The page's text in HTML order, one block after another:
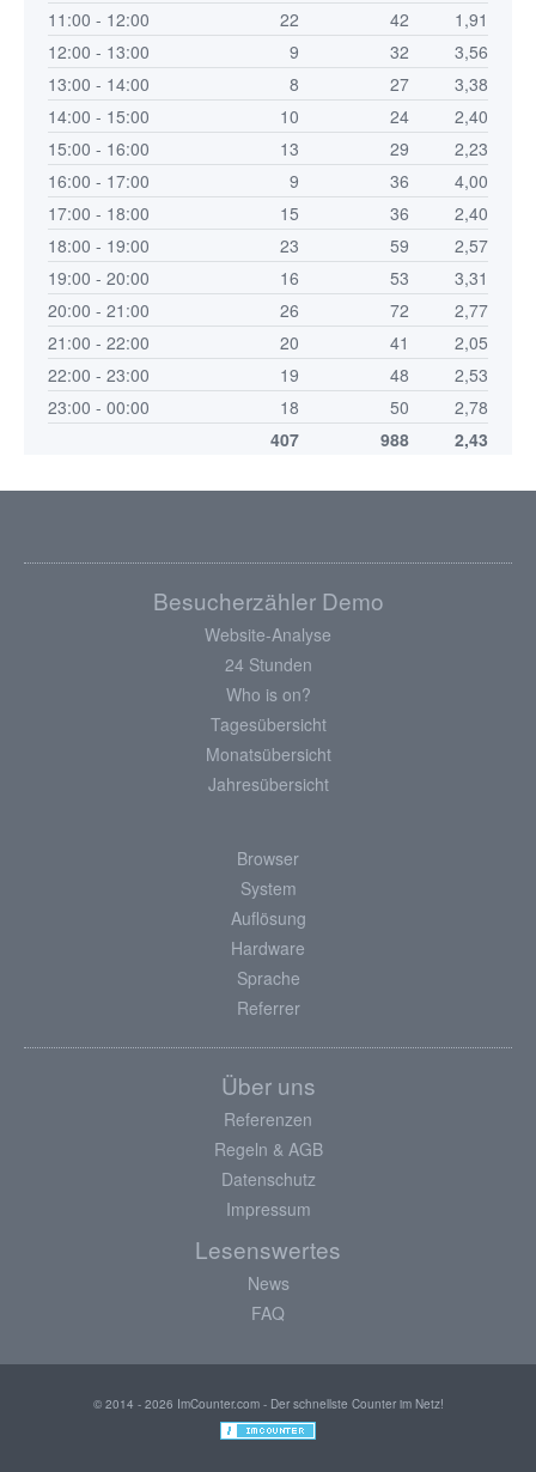
11:00 - 12:00
22 42
1,91
12:00 - 13:00
9 32
3,56
13:00 - 14:00
8 27
3,38
14:00 - 15:00
10 24
2,40
15:00 - 16:00
13 29
2,23
16:00 - 17:00
9 36
4,00
17:00 - 18:00
15 36
2,40
18:00 - 19:00
23 59
2,57
19:00 - 20:00
16 53
3,31
20:00 - 21:00
26 72
2,77
21:00 - 22:00
20 41
2,05
22:00 - 23:00
19 48
2,53
23:00 - 00:00
18 50
2,78
407
988 2,43
Besucherzähler Demo
Website-Analyse
24 Stunden
Who is on?
Tagesübersicht
Monatsübersicht
Jahresübersicht
Browser
System
Auflösung
Hardware
Sprache
Referrer
Über uns
Referenzen
Regeln & AGB
Datenschutz
Impressum
Lesenswertes
News
FAQ
© 2014 - 2026 ImCounter.com - Der schnellste Counter im Netz!